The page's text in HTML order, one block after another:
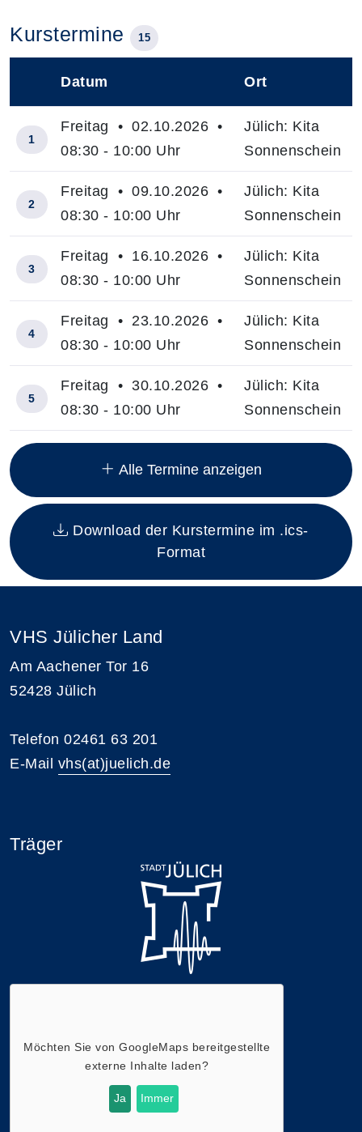
Kurstermine 15
Insgesamt gibt es 15 Termine zum diesen Kurs
Datum Ort
1
Freitag • 02.10.2026 •
08:30 - 10:00 Uhr
Jülich: Kita
Sonnenschein
2
Freitag • 09.10.2026 •
08:30 - 10:00 Uhr
Jülich: Kita
Sonnenschein
3
Freitag • 16.10.2026 •
08:30 - 10:00 Uhr
Jülich: Kita
Sonnenschein
4
Freitag • 23.10.2026 •
08:30 - 10:00 Uhr
Jülich: Kita
Sonnenschein
5
Freitag • 30.10.2026 •
08:30 - 10:00 Uhr
Jülich: Kita
Sonnenschein
Alle Termine anzeigen
Download der Kurstermine im .ics-
Format
VHS Jülicher Land
Am Aachener Tor 16
52428 Jülich
Telefon 02461 63 201
E-Mail vhs(at)juelich.de
Träger
Möchten Sie vonGoogleMaps bereitgestellte
externe Inhalte laden?
Ja Immer